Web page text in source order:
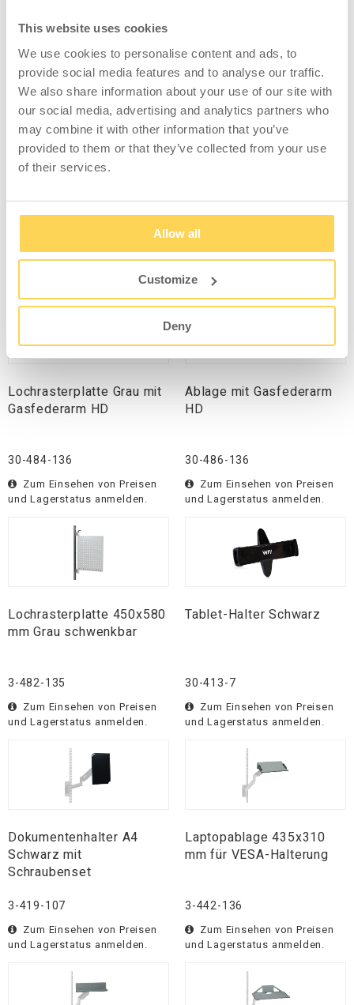
This website uses cookies
We use cookies to personalise content and ads, to
provide social media features and to analyse our traffic.
We also share information about your use of our site with
our social media, advertising and analytics partners who
may combine it with other information that you’ve
provided to them or that they’ve collected from your use
of their services.
Allow all
Customize
Deny
und Lagerstatus anmelden.
und Lagerstatus anmelden.
Tastaturablage mit
Zum Einsehen von Preisen
und Lagerstatus anmelden.
30-483-136
Zum Einsehen von Preisen
und Lagerstatus anmelden.
Lochrasterplatte Grau mit
Gasfederarm HD
30-484-136
Zum Einsehen von Preisen
und Lagerstatus anmelden.
Ablage mit Gasfederarm
HD
30-486-136
Zum Einsehen von Preisen
und Lagerstatus anmelden.
Lochrasterplatte 450x580
mm Grau schwenkbar
3-482-135
Zum Einsehen von Preisen
und Lagerstatus anmelden.
Tablet-Halter Schwarz
30-413-7
Zum Einsehen von Preisen
und Lagerstatus anmelden.
Dokumentenhalter A4
Schwarz mit
Schraubenset
3-419-107
Zum Einsehen von Preisen
und Lagerstatus anmelden.
Laptopablage 435x310
mm für VESA-Halterung
3-442-136
Zum Einsehen von Preisen
und Lagerstatus anmelden.